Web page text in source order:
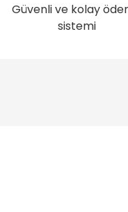
Güvenli ve kolay
sistemi